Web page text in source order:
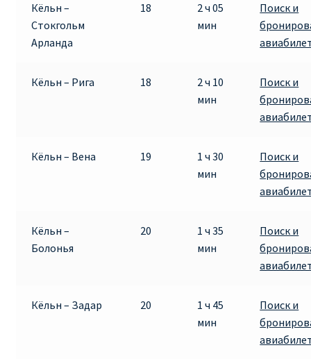
Кёльн –
Стокгольм
Арланда
18
2 ч 05
мин
Поиск и
Кёльн – Рига 18
2 ч 10
мин
Поиск и
Кёльн – Вена 19
1 ч 30
мин
Поиск и
Кёльн –
Болонья
20
1 ч 35
мин
Поиск и
Кёльн – Задар 20
1 ч 45
мин
Поиск и